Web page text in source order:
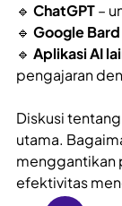
🔹 ChatGPT–
🔹 Google Bard
🔹 Aplikasi AI
pengajaran
Diskusi tentang
utama.
menggantikan
efektivitas